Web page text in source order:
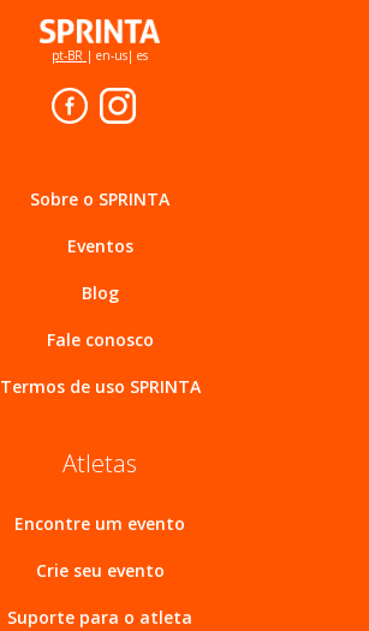
pt-BR | en-us| es
Sobre o SPRINTA
Eventos
Blog
Fale conosco
Termos de uso SPRINTA
Atletas
Encontre um evento
Crie seu evento
Suporte para o atleta